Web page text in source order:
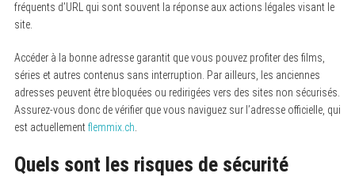
fréquents d’URL qui sont souvent la réponse aux actions légales visant le
site.
Accéder à la bonne adresse garantit que vous pouvez profiter des films,
séries et autres contenus sans interruption. Par ailleurs, les anciennes
adresses peuvent être bloquées ou redirigées vers des sites non sécurisés.
Assurez-vous donc de vérifier que vous naviguez sur l’adresse officielle, qui
est actuellementflemmix.ch
Quels sont les risques de sécurité